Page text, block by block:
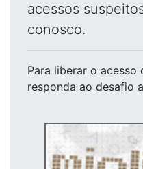
acessos
conosco.
Para liberar o acesso
responda ao desafio